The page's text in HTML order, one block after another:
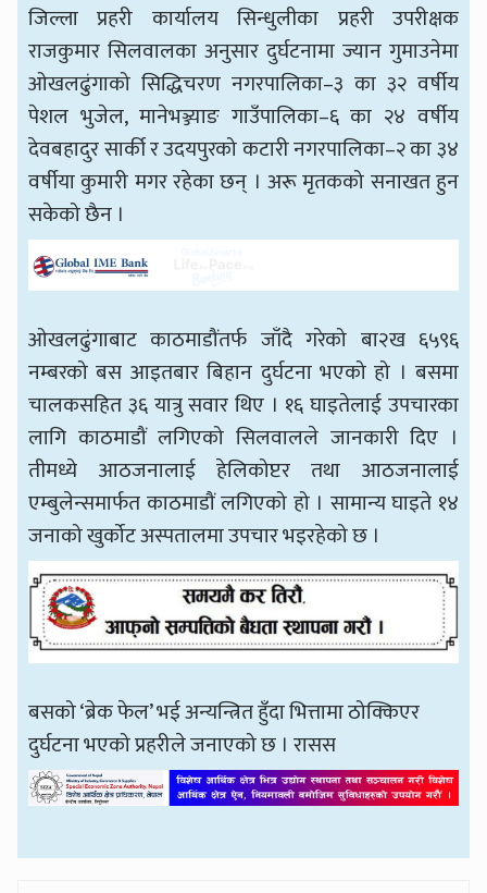
जिल्ला प्रहरी कार्यालय सिन्धुलीका प्रहरी उपरीक्षक
राजकुमार सिलवालका अनुसार दुर्घटनामा ज्यान गुमाउनेमा
ओखलढुंगाको सिद्धिचरण नगरपालिका–३ का ३२ वर्षीय
पेशल भुजेल, मानेभञ्ज्याङ गाउँपालिका–६ का २४ वर्षीय
देवबहादुर सार्की र उदयपुरको कटारी नगरपालिका–२ का ३४
वर्षीया कुमारी मगर रहेका छन् । अरू मृतकको सनाखत हुन
सकेको छैन ।
ओखलढुंगाबाट काठमाडौंतर्फ जाँदै गरेको बा२ख ६५९६
नम्बरको बस आइतबार बिहान दुर्घटना भएको हो । बसमा
चालकसहित ३६ यात्रु सवार थिए । १६ घाइतेलाई उपचारका
लागि काठमाडौं लगिएको सिलवालले जानकारी दिए ।
तीमध्ये आठजनालाई हेलिकोप्टर तथा आठजनालाई
एम्बुलेन्समार्फत काठमाडौं लगिएको हो । सामान्य घाइते १४
जनाको खुर्कोट अस्पतालमा उपचार भइरहेको छ ।
बसको ‘ब्रेक फेल’ भई अन्यन्त्रित हुँदा भित्तामा ठोक्किएर
दुर्घटना भएको प्रहरीले जनाएको छ । रासस